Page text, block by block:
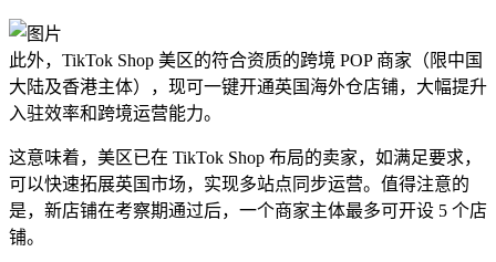
此外，TikTok Shop 美区的符合资质的跨境 POP 商家（限中国
大陆及香港主体），现可一键开通英国海外仓店铺，大幅提升
入驻效率和跨境运营能力。
这意味着，美区已在 TikTok Shop 布局的卖家，如满足要求，
可以快速拓展英国市场，实现多站点同步运营。值得注意的
是，新店铺在考察期通过后，一个商家主体最多可开设 5 个店
铺。